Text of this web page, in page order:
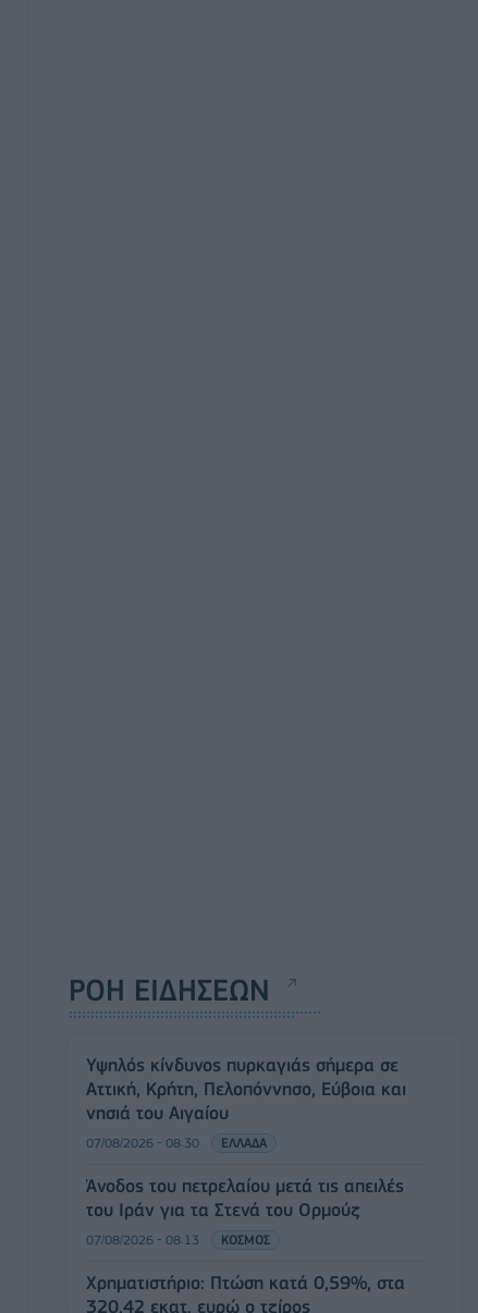
ΡΟΗ ΕΙΔΗΣΕΩΝ
Υψηλός κίνδυνος πυρκαγιάς σήμερα σε
Αττική, Κρήτη, Πελοπόννησο, Εύβοια και
νησιά του Αιγαίου
07/08/2026 - 08:30 ΕΛΛΑΔΑ
Άνοδος του πετρελαίου μετά τις απειλές
του Ιράν για τα Στενά του Ορμούζ
07/08/2026 - 08:13 ΚΟΣΜΟΣ
Χρηματιστήριο: Πτώση κατά 0,59%, στα
320,42 εκατ. ευρώ ο τζίρος